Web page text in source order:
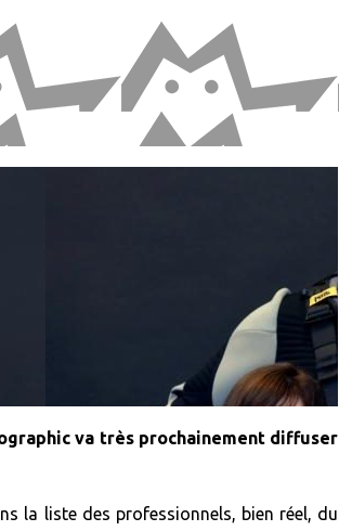
va très prochainement diffuser
la liste des professionnels, bien réel, du